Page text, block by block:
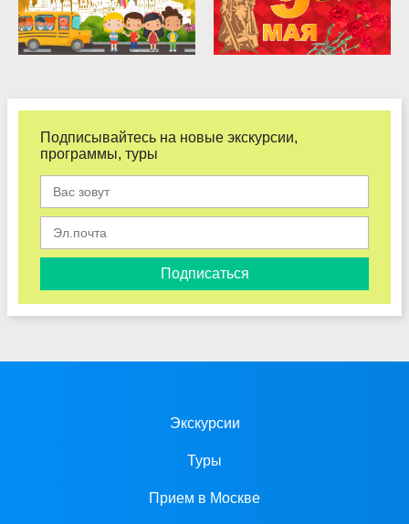
Подписывайтесь на новые экскурсии,
программы, туры
Подписаться
Экскурсии
Туры
Прием в Москве